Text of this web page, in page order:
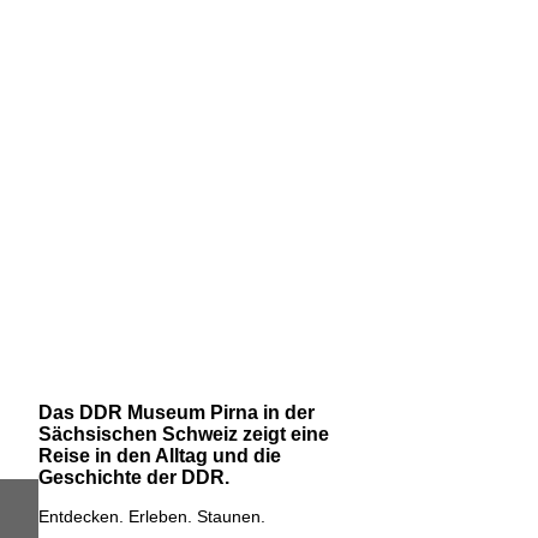
Das DDR Museum Pirna in der
Sächsischen Schweiz zeigt eine
Reise in den Alltag und die
Geschichte der DDR.
Entdecken. Erleben. Staunen.